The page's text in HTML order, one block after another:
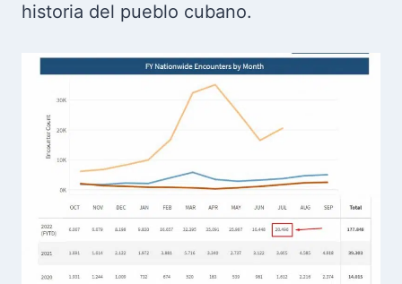
historia del pueblo cubano.